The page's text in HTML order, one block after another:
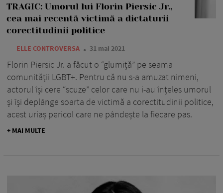
TRAGIC: Umorul lui Florin Piersic Jr.,
cea mai recentă victimă a dictaturii
corectitudinii politice
— ELLE CONTROVERSA 31 mai 2021
Florin Piersic Jr. a făcut o “glumiță” pe seama
comunității LGBT+. Pentru că nu s-a amuzat nimeni,
actorul își cere “scuze” celor care nu i-au înțeles umorul
și își deplânge soarta de victimă a corectitudinii politice,
acest uriaș pericol care ne pândește la fiecare pas.
+ MAI MULTE